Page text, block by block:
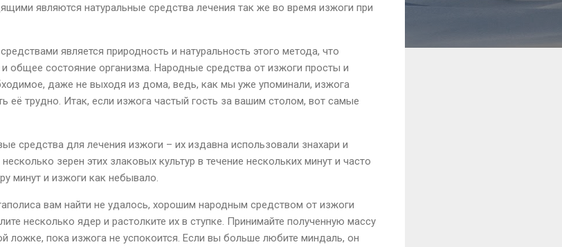
являются натуральные средства лечения так же во время изжоги при
является природность и натуральность этого метода, что
общее состояние организма. Народные средства от изжоги просты и
даже не выходя из дома, ведь, как мы уже упоминали, изжога
её трудно. Итак, если изжога частый гость за вашим столом, вот самые
средства для лечения изжоги – их издавна использовали знахари и
зерен этих злаковых культур в течение нескольких минут и часто
минут и изжоги как небывало.
вам найти не удалось, хорошим народным средством от изжоги
несколько ядер и растолките их в ступке. Принимайте полученную массу
ложке, пока изжога не успокоится. Если вы больше любите миндаль, он